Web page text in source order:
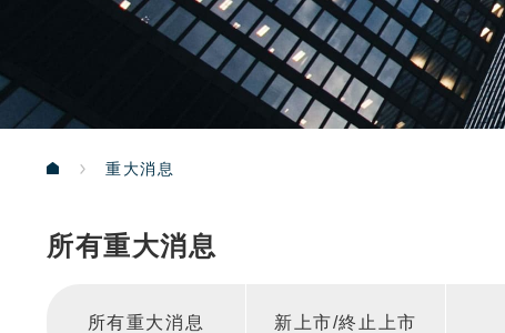
重大消息
所有重大消息
所有重大消息 新上市/終止上市